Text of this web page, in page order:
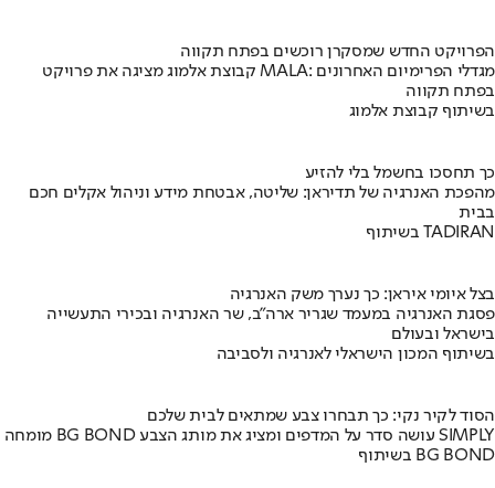
הפרויקט החדש שמסקרן רוכשים בפתח תקווה
קבוצת אלמוג מציגה את פרויקט MALA: מגדלי הפרימיום האחרונים
בפתח תקווה
בשיתוף קבוצת אלמוג
כך תחסכו בחשמל בלי להזיע
מהפכת האנרגיה של תדיראן: שליטה, אבטחת מידע וניהול אקלים חכם
בבית
בשיתוף TADIRAN
בצל איומי איראן: כך נערך משק האנרגיה
פסגת האנרגיה במעמד שגריר ארה"ב, שר האנרגיה ובכירי התעשייה
בישראל ובעולם
בשיתוף המכון הישראלי לאנרגיה ולסביבה
הסוד לקיר נקי: כך תבחרו צבע שמתאים לבית שלכם
מומחה BG BOND עושה סדר על המדפים ומציג את מותג הצבע SIMPLY
בשיתוף BG BOND